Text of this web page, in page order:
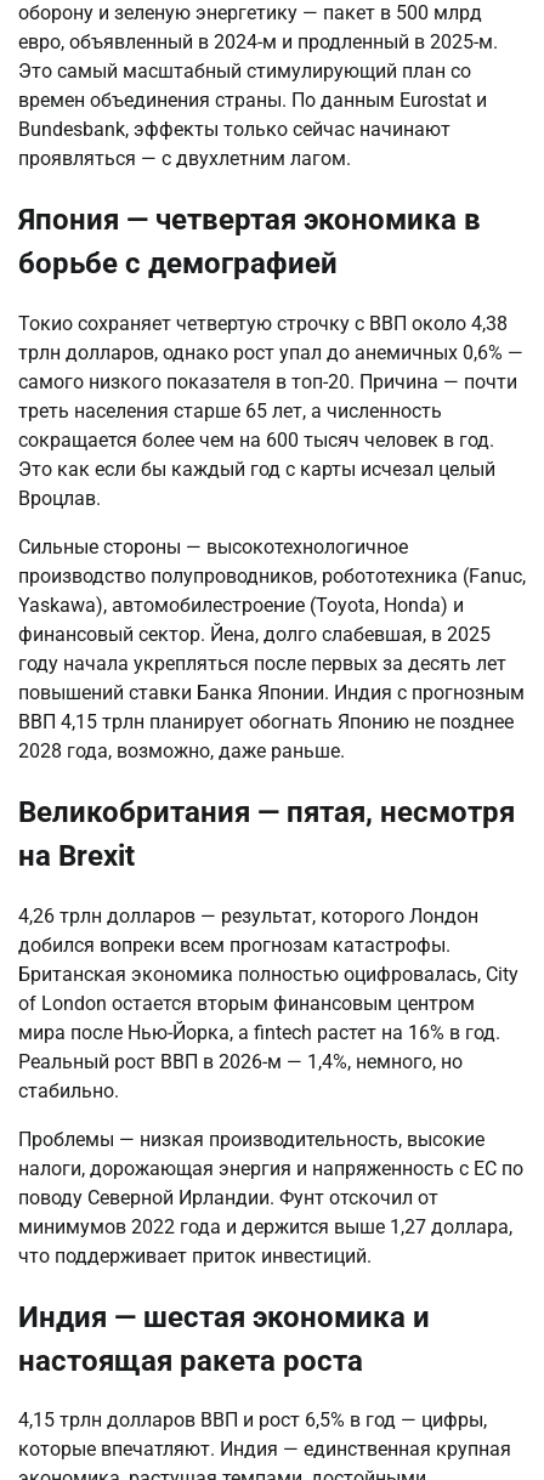
оборону и зеленую энергетику — пакет в 500 млрд
евро, объявленный в 2024-м и продленный в 2025-м.
Это самый масштабный стимулирующий план со
времен объединения страны. По данным Eurostat и
Bundesbank, эффекты только сейчас начинают
проявляться — с двухлетним лагом.
Япония — четвертая экономика в
борьбе с демографией
Токио сохраняет четвертую строчку с ВВП около 4,38
трлн долларов, однако рост упал до анемичных 0,6% —
самого низкого показателя в топ-20. Причина — почти
треть населения старше 65 лет, а численность
сокращается более чем на 600 тысяч человек в год.
Это как если бы каждый год с карты исчезал целый
Вроцлав.
Сильные стороны — высокотехнологичное
производство полупроводников, робототехника (Fanuc,
Yaskawa), автомобилестроение (Toyota, Honda) и
финансовый сектор. Йена, долго слабевшая, в 2025
году начала укрепляться после первых за десять лет
повышений ставки Банка Японии. Индия с прогнозным
ВВП 4,15 трлн планирует обогнать Японию не позднее
2028 года, возможно, даже раньше.
Великобритания — пятая, несмотря
на Brexit
4,26 трлн долларов — результат, которого Лондон
добился вопреки всем прогнозам катастрофы.
Британская экономика полностью оцифровалась, City
of London остается вторым финансовым центром
мира после Нью-Йорка, а fintech растет на 16% в год.
Реальный рост ВВП в 2026-м — 1,4%, немного, но
стабильно.
Проблемы — низкая производительность, высокие
налоги, дорожающая энергия и напряженность с ЕС по
поводу Северной Ирландии. Фунт отскочил от
минимумов 2022 года и держится выше 1,27 доллара,
что поддерживает приток инвестиций.
Индия — шестая экономика и
настоящая ракета роста
4,15 трлн долларов ВВП и рост 6,5% в год — цифры,
которые впечатляют. Индия — единственная крупная